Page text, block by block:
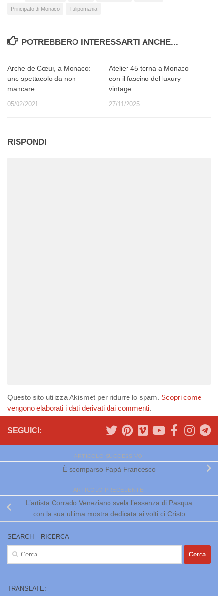
Principato di Monaco Tulipomania
POTREBBERO INTERESSARTI ANCHE...
Arche de Cœur, a Monaco:
uno spettacolo da non
mancare
05/02/2021
Atelier 45 torna a Monaco
con il fascino del luxury
vintage
27/11/2025
RISPONDI
Questo sito utilizza Akismet per ridurre lo spam. Scopri come
vengono elaborati i dati derivati dai commenti.
SEGUICI:
ARTICOLO SUCCESSIVO
È scomparso Papà Francesco
ARTICOLO PRECEDENTE
L’artista Corrado Veneziano svela l’essenza di Pasqua
con la sua ultima mostra dedicata ai volti di Cristo
SEARCH – RICERCA
Ricerca
TRANSLATE: